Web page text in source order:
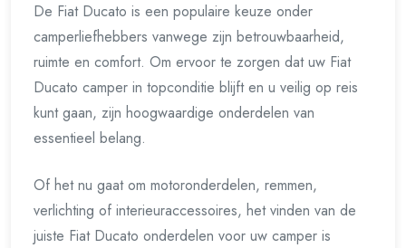
De Fiat Ducato is een populaire keuze onder
camperliefhebbers vanwege zijn betrouwbaarheid,
ruimte en comfort. Om ervoor te zorgen dat uw Fiat
Ducato camper in topconditie blijft en u veilig op reis
kunt gaan, zijn hoogwaardige onderdelen van
essentieel belang.
Of het nu gaat om motoronderdelen, remmen,
verlichting of interieuraccessoires, het vinden van de
juiste Fiat Ducato onderdelen voor uw camper is